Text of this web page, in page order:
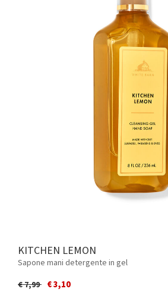
KITCHEN LEMON
Sapone mani detergente in gel
Price reduced from
€ 7,99to€ 3,10